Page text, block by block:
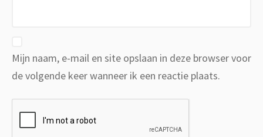
Mijn naam, e-mail en site opslaan in deze browser voor
de volgende keer wanneer ik een reactie plaats.